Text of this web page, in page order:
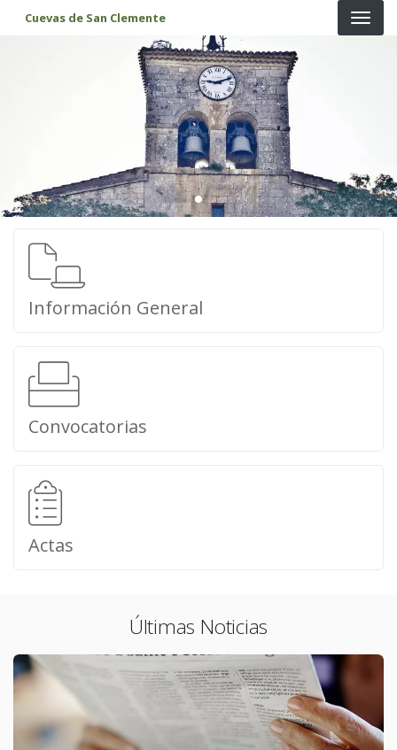
Pasar al contenido principal
Cuevas de San Clemente
Información General
Convocatorias
Actas
Últimas Noticias